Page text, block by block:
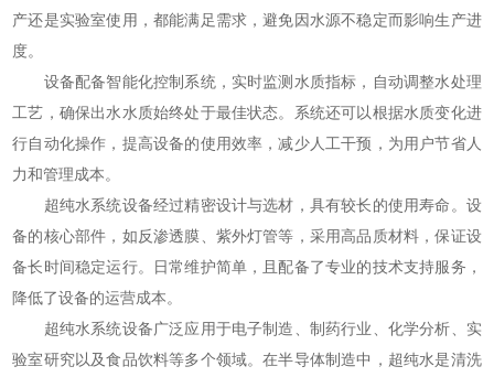
产还是实验室使用，都能满足需求，避免因水源不稳定而影响生产进
度。
设备配备智能化控制系统，实时监测水质指标，自动调整水处理
工艺，确保出水水质始终处于最佳状态。系统还可以根据水质变化进
行自动化操作，提高设备的使用效率，减少人工干预，为用户节省人
力和管理成本。
超纯水系统设备经过精密设计与选材，具有较长的使用寿命。设
备的核心部件，如反渗透膜、紫外灯管等，采用高品质材料，保证设
备长时间稳定运行。日常维护简单，且配备了专业的技术支持服务，
降低了设备的运营成本。
超纯水系统设备广泛应用于电子制造、制药行业、化学分析、实
验室研究以及食品饮料等多个领域。在半导体制造中，超纯水是清洗